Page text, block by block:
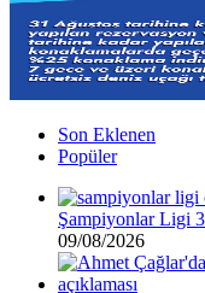
Son Eklenen
Popüler
Şampiyonlar Ligi
09/08/2026